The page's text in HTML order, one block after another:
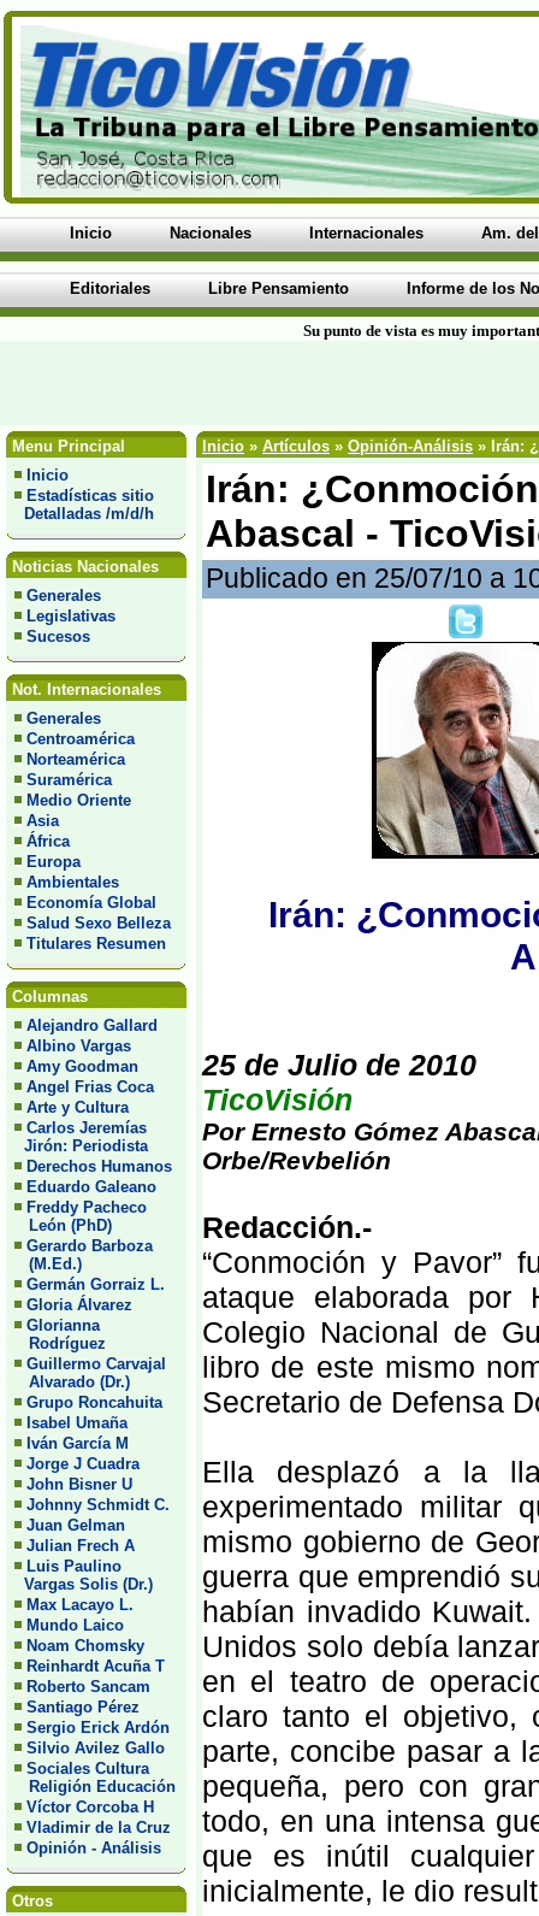
Inicio Nacionales Internacionales Am.
Editoriales Libre Pensamiento Informe de los
Su punto de vista es muy
Menu Principal
Inicio
Estadísticas sitio
Detalladas /m/d/h
Noticias Nacionales
Generales
Legislativas
Sucesos
Not. Internacionales
Generales
Centroamérica
Norteamérica
Suramérica
Medio Oriente
Asia
África
Europa
Ambientales
Economía Global
Salud Sexo Belleza
Titulares Resumen
Columnas
Alejandro Gallard
Albino Vargas
Amy Goodman
Angel Frias Coca
Arte y Cultura
Carlos Jeremías
Jirón: Periodista
Derechos Humanos
Eduardo Galeano
Freddy Pacheco
León (PhD)
Gerardo Barboza
(M.Ed.)
Germán Gorraiz L.
Gloria Álvarez
Glorianna
Rodríguez
Guillermo Carvajal
Alvarado (Dr.)
Grupo Roncahuita
Isabel Umaña
Iván García M
Jorge J Cuadra
John Bisner U
Johnny Schmidt C.
Juan Gelman
Julian Frech A
Luis Paulino
Vargas Solis (Dr.)
Max Lacayo L.
Mundo Laico
Noam Chomsky
Reinhardt Acuña T
Roberto Sancam
Santiago Pérez
Sergio Erick Ardón
Silvio Avilez Gallo
Sociales Cultura
Religión Educación
Víctor Corcoba H
Vladimir de la Cruz
Opinión - Análisis
Otros
Inicio » Artículos » Opinión-Análisis » Irán:
Irán:
Abascal -
Publicado en 25/07/10 a
Irán:
25 de Julio de 2010
TicoVisión
Por Ernesto Gómez
Orbe/Revbelión
Redacción.-
“Conmoción y Pavor”
ataque elaborada
Colegio Nacional de
libro de este mismo
Secretario de Defensa
Ella desplazó a la
experimentado militar
mismo gobierno de
guerra que emprendió
habían invadido
Unidos solo debía
en el teatro de
claro tanto el objetivo,
parte, concibe pasar a
pequeña, pero con
todo, en una intensa
que es inútil
inicialmente, le dio